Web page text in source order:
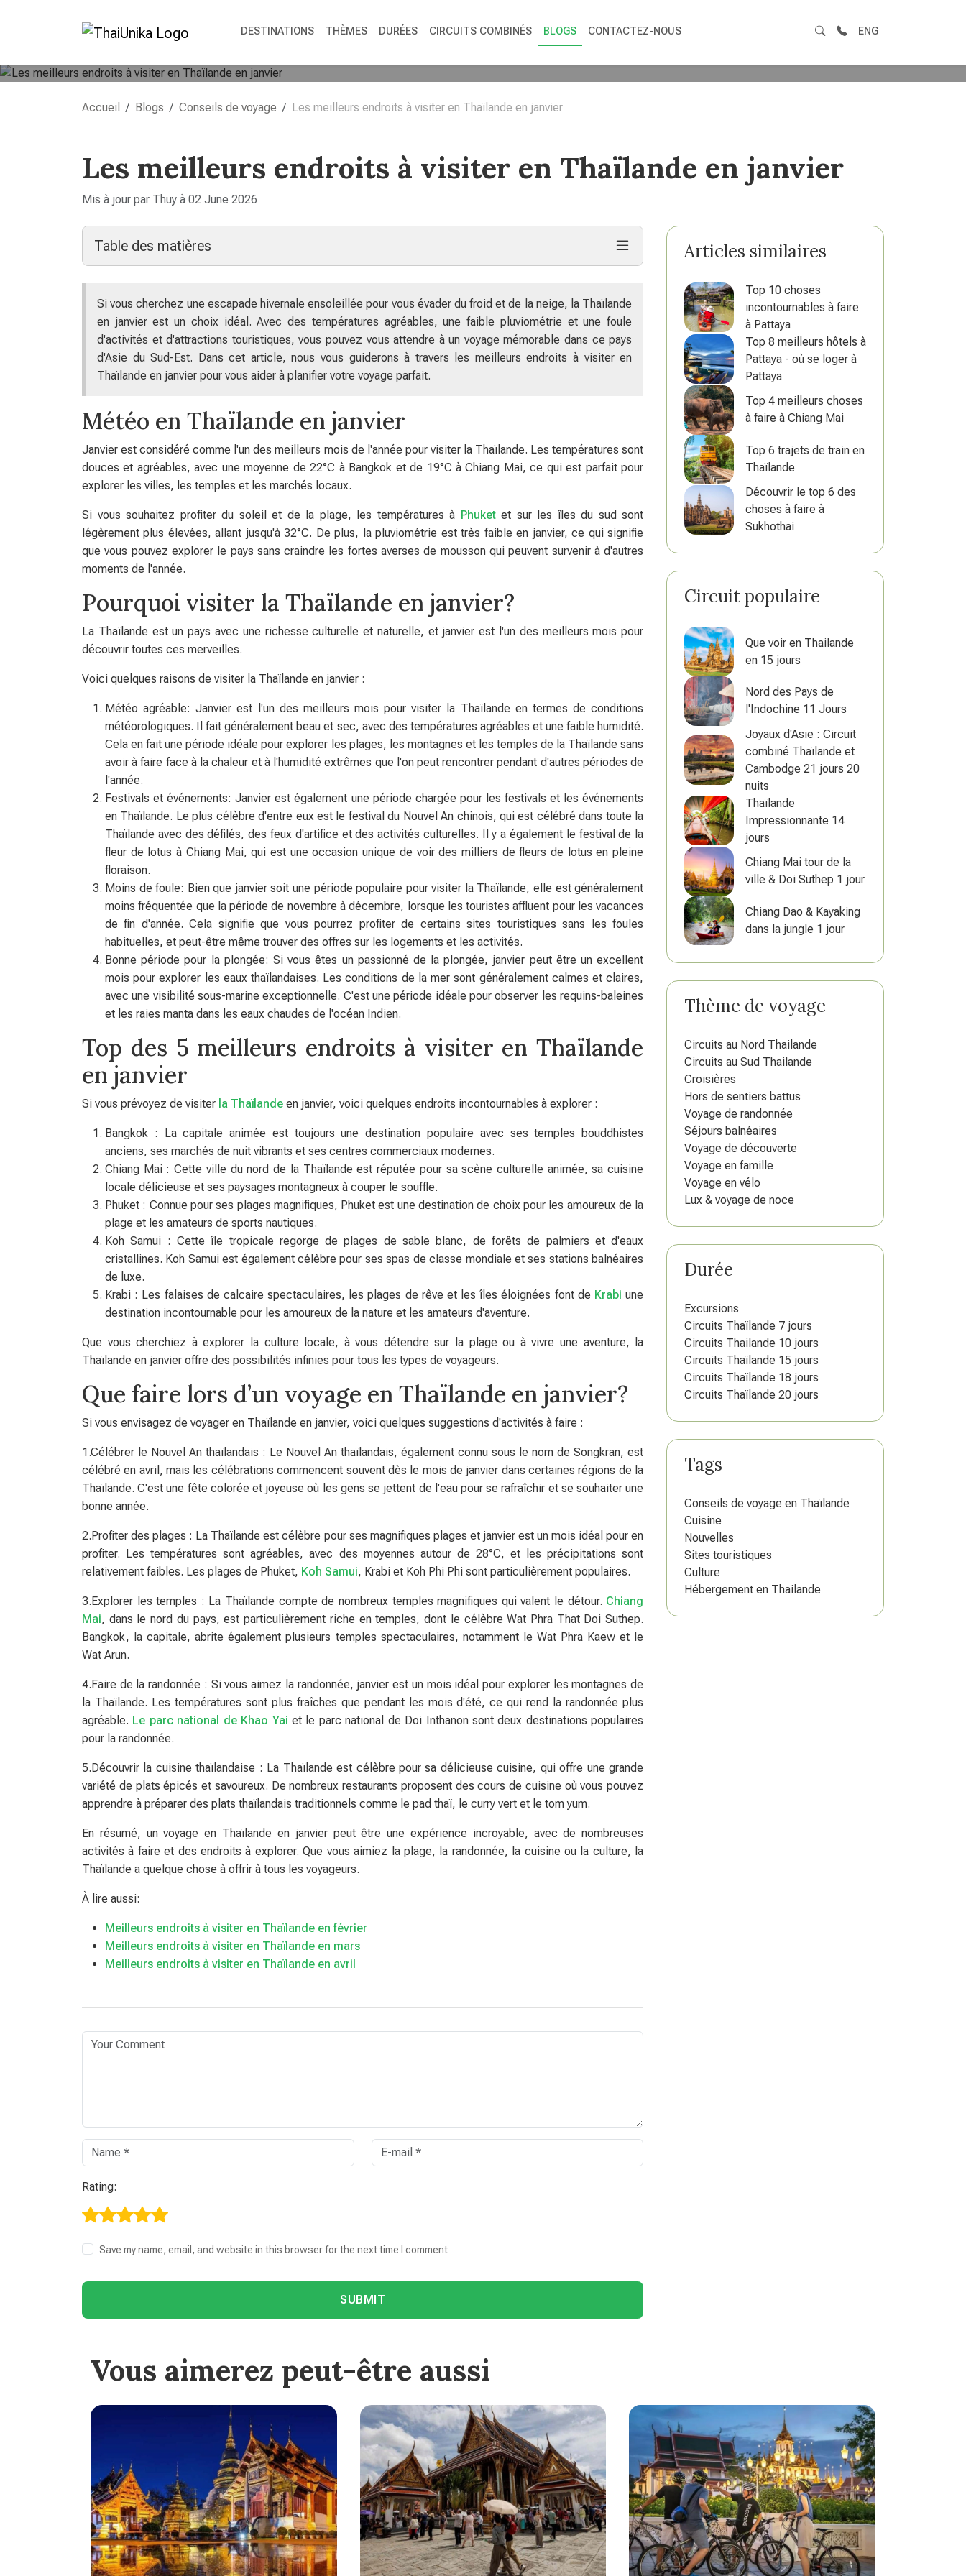
DESTINATIONS THÈMES DURÉES CIRCUITS COMBINÉS BLOGS CONTACTEZ-NOUS ENG
Accueil Blogs Conseils de voyage Les meilleurs endroits à visiter en Thaïlande en janvier
Les meilleurs endroits à visiter en Thaïlande en janvier
Mis à jour par Thuy à 02 June 2026
Table des matières
Si vous cherchez une escapade hivernale ensoleillée pour vous évader du froid et de la neige, la Thaïlande
en janvier est un choix idéal. Avec des températures agréables, une faible pluviométrie et une foule
d'activités et d'attractions touristiques, vous pouvez vous attendre à un voyage mémorable dans ce pays
d'Asie du Sud-Est. Dans cet article, nous vous guiderons à travers les meilleurs endroits à visiter en
Thaïlande en janvier pour vous aider à planifier votre voyage parfait.
Météo en Thaïlande en janvier
Janvier est considéré comme l'un des meilleurs mois de l'année pour visiter la Thaïlande. Les températures sont
douces et agréables, avec une moyenne de 22°C à Bangkok et de 19°C à Chiang Mai, ce qui est parfait pour
explorer les villes, les temples et les marchés locaux.
Si vous souhaitez profiter du soleil et de la plage, les températures à Phuketet sur les îles du sud sont
légèrement plus élevées, allant jusqu'à 32°C. De plus, la pluviométrie est très faible en janvier, ce qui signifie
que vous pouvez explorer le pays sans craindre les fortes averses de mousson qui peuvent survenir à d'autres
moments de l'année.
Pourquoi visiter la Thaïlande en janvier?
La Thaïlande est un pays avec une richesse culturelle et naturelle, et janvier est l'un des meilleurs mois pour
découvrir toutes ces merveilles.
Voici quelques raisons de visiter la Thaïlande en janvier :
Météo agréable: Janvier est l'un des meilleurs mois pour visiter la Thaïlande en termes de conditions
météorologiques. Il fait généralement beau et sec, avec des températures agréables et une faible humidité.
Cela en fait une période idéale pour explorer les plages, les montagnes et les temples de la Thaïlande sans
avoir à faire face à la chaleur et à l'humidité extrêmes que l'on peut rencontrer pendant d'autres périodes de
l'année.
Festivals et événements: Janvier est également une période chargée pour les festivals et les événements
en Thaïlande. Le plus célèbre d'entre eux est le festival du Nouvel An chinois, qui est célébré dans toute la
Thaïlande avec des défilés, des feux d'artifice et des activités culturelles. Il y a également le festival de la
fleur de lotus à Chiang Mai, qui est une occasion unique de voir des milliers de fleurs de lotus en pleine
floraison.
Moins de foule: Bien que janvier soit une période populaire pour visiter la Thaïlande, elle est généralement
moins fréquentée que la période de novembre à décembre, lorsque les touristes affluent pour les vacances
de fin d'année. Cela signifie que vous pourrez profiter de certains sites touristiques sans les foules
habituelles, et peut-être même trouver des offres sur les logements et les activités.
Bonne période pour la plongée: Si vous êtes un passionné de la plongée, janvier peut être un excellent
mois pour explorer les eaux thaïlandaises. Les conditions de la mer sont généralement calmes et claires,
avec une visibilité sous-marine exceptionnelle. C'est une période idéale pour observer les requins-baleines
et les raies manta dans les eaux chaudes de l'océan Indien.
Top des 5 meilleurs endroits à visiter en Thaïlande
en janvier
Si vous prévoyez de visiter la Thaïlande en janvier, voici quelques endroits incontournables à explorer :
Bangkok : La capitale animée est toujours une destination populaire avec ses temples bouddhistes
anciens, ses marchés de nuit vibrants et ses centres commerciaux modernes.
Chiang Mai : Cette ville du nord de la Thaïlande est réputée pour sa scène culturelle animée, sa cuisine
locale délicieuse et ses paysages montagneux à couper le souffle.
Phuket : Connue pour ses plages magnifiques, Phuket est une destination de choix pour les amoureux de la
plage et les amateurs de sports nautiques.
Koh Samui : Cette île tropicale regorge de plages de sable blanc, de forêts de palmiers et d'eaux
cristallines. Koh Samui est également célèbre pour ses spas de classe mondiale et ses stations balnéaires
de luxe.
Krabi : Les falaises de calcaire spectaculaires, les plages de rêve et les îles éloignées font de Krabi une
destination incontournable pour les amoureux de la nature et les amateurs d'aventure.
Que vous cherchiez à explorer la culture locale, à vous détendre sur la plage ou à vivre une aventure, la
Thaïlande en janvier offre des possibilités infinies pour tous les types de voyageurs.
Que faire lors d’un voyage en Thaïlande en janvier?
Si vous envisagez de voyager en Thaïlande en janvier, voici quelques suggestions d'activités à faire :
1.Célébrer le Nouvel An thaïlandais : Le Nouvel An thaïlandais, également connu sous le nom de Songkran, est
célébré en avril, mais les célébrations commencent souvent dès le mois de janvier dans certaines régions de la
Thaïlande. C'est une fête colorée et joyeuse où les gens se jettent de l'eau pour se rafraîchir et se souhaiter une
bonne année.
2.Profiter des plages : La Thaïlande est célèbre pour ses magnifiques plages et janvier est un mois idéal pour en
profiter. Les températures sont agréables, avec des moyennes autour de 28°C, et les précipitations sont
relativement faibles. Les plages de Phuket, Koh Samui, Krabi et Koh Phi Phi sont particulièrement populaires.
3.Explorer les temples : La Thaïlande compte de nombreux temples magnifiques qui valent le détour. Chiang
Mai, dans le nord du pays, est particulièrement riche en temples, dont le célèbre Wat Phra That Doi Suthep.
Bangkok, la capitale, abrite également plusieurs temples spectaculaires, notamment le Wat Phra Kaew et le
Wat Arun.
4.Faire de la randonnée : Si vous aimez la randonnée, janvier est un mois idéal pour explorer les montagnes de
la Thaïlande. Les températures sont plus fraîches que pendant les mois d'été, ce qui rend la randonnée plus
agréable. Le parc national de Khao Yai et le parc national de Doi Inthanon sont deux destinations populaires
pour la randonnée.
5.Découvrir la cuisine thaïlandaise : La Thaïlande est célèbre pour sa délicieuse cuisine, qui offre une grande
variété de plats épicés et savoureux. De nombreux restaurants proposent des cours de cuisine où vous pouvez
apprendre à préparer des plats thaïlandais traditionnels comme le pad thaï, le curry vert et le tom yum.
En résumé, un voyage en Thaïlande en janvier peut être une expérience incroyable, avec de nombreuses
activités à faire et des endroits à explorer. Que vous aimiez la plage, la randonnée, la cuisine ou la culture, la
Thaïlande a quelque chose à offrir à tous les voyageurs.
À lire aussi:
Meilleurs endroits à visiter en Thaïlande en février
Meilleurs endroits à visiter en Thaïlande en mars
Meilleurs endroits à visiter en Thaïlande en avril
Rating:
Save my name, email, and website in this browser for the next time I comment
SUBMIT
Articles similaires
Top 10 choses
incontournables à faire
à Pattaya
Top 8 meilleurs hôtels à
Pattaya - où se loger à
Pattaya
Top 4 meilleurs choses
à faire à Chiang Mai
Top 6 trajets de train en
Thaïlande
Découvrir le top 6 des
choses à faire à
Sukhothai
Circuit populaire
Que voir en Thailande
en 15 jours
Nord des Pays de
l'Indochine 11 Jours
Joyaux d'Asie : Circuit
combiné Thaïlande et
Cambodge 21 jours 20
nuits
Thaïlande
Impressionnante 14
jours
Chiang Mai tour de la
ville & Doi Suthep 1 jour
Chiang Dao & Kayaking
dans la jungle 1 jour
Thème de voyage
Circuits au Nord Thailande
Circuits au Sud Thailande
Croisières
Hors de sentiers battus
Voyage de randonnée
Séjours balnéaires
Voyage de découverte
Voyage en famille
Voyage en vélo
Lux & voyage de noce
Durée
Excursions
Circuits Thaïlande 7 jours
Circuits Thailande 10 jours
Circuits Thaïlande 15 jours
Circuits Thaïlande 18 jours
Circuits Thaïlande 20 jours
Tags
Conseils de voyage en Thaïlande
Cuisine
Nouvelles
Sites touristiques
Culture
Hébergement en Thailande
Vous aimerez peut-être aussi